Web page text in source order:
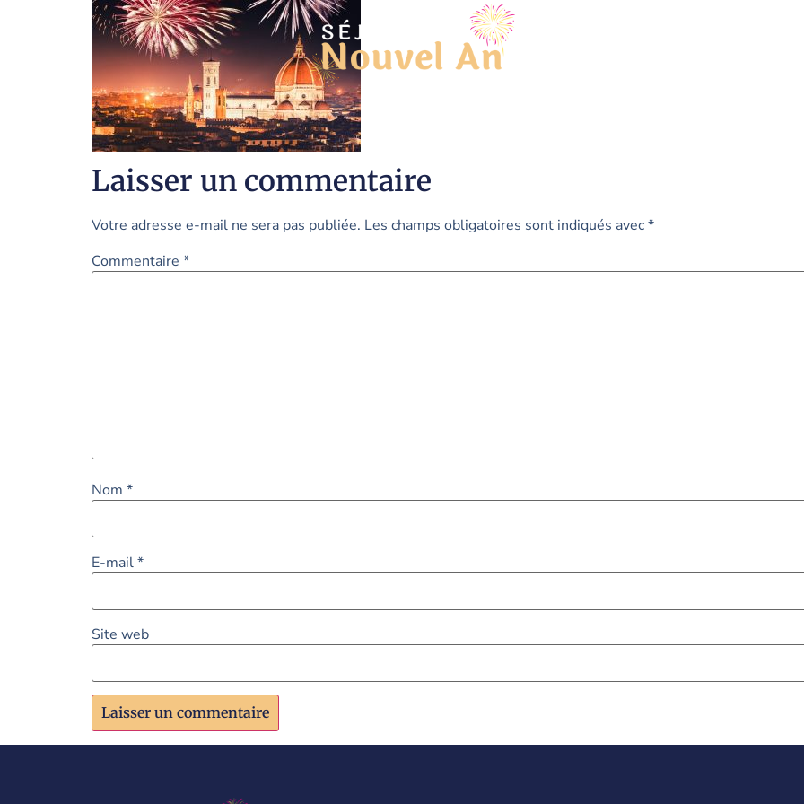
Laisser un commentaire
Votre adresse e-mail ne sera pas publiée. Les champs obligatoires sont indiqués avec*
Commentaire *
Nom *
E-mail*
Site web